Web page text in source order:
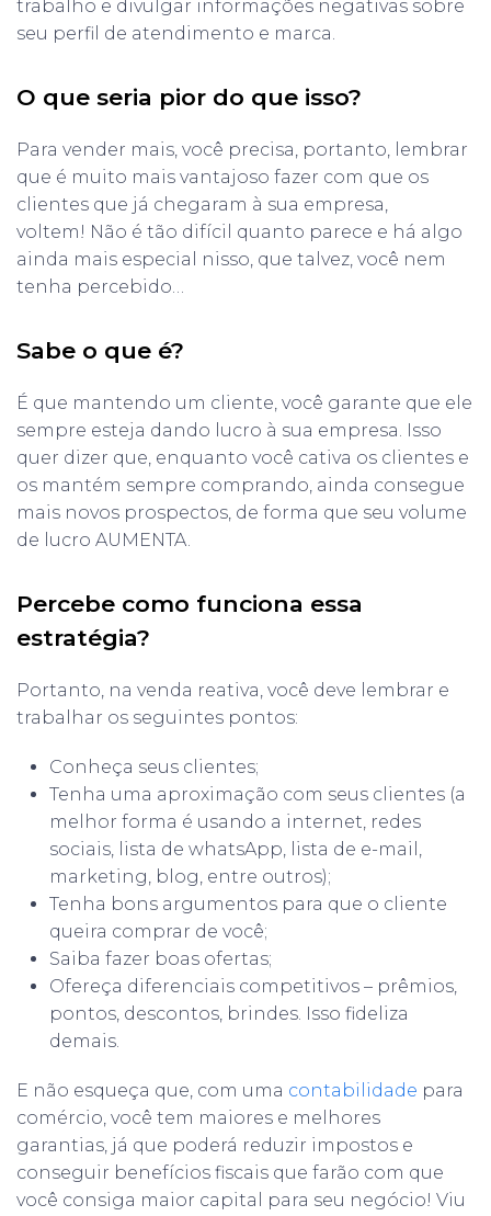
trabalho e divulgar informações negativas sobre
seu perfil de atendimento e marca.
O que seria pior do que isso?
Para vender mais, você precisa, portanto, lembrar
que é muito mais vantajoso fazer com que os
clientes que já chegaram à sua empresa,
voltem! Não é tão difícil quanto parece e há algo
ainda mais especial nisso, que talvez, você nem
tenha percebido…
Sabe o que é?
É que mantendo um cliente, você garante que ele
sempre esteja dando lucro à sua empresa. Isso
quer dizer que, enquanto você cativa os clientes e
os mantém sempre comprando, ainda consegue
mais novos prospectos, de forma que seu volume
de lucro AUMENTA.
Percebe como funciona essa
estratégia?
Portanto, na venda reativa, você deve lembrar e
trabalhar os seguintes pontos:
Conheça seus clientes;
Tenha uma aproximação com seus clientes (a
melhor forma é usando a internet, redes
sociais, lista de whatsApp, lista de e-mail,
marketing, blog, entre outros);
Tenha bons argumentos para que o cliente
queira comprar de você;
Saiba fazer boas ofertas;
Ofereça diferenciais competitivos – prêmios,
pontos, descontos, brindes. Isso fideliza
demais.
E não esqueça que, com uma contabilidade para
comércio, você tem maiores e melhores
garantias, já que poderá reduzir impostos e
conseguir benefícios fiscais que farão com que
você consiga maior capital para seu negócio! Viu